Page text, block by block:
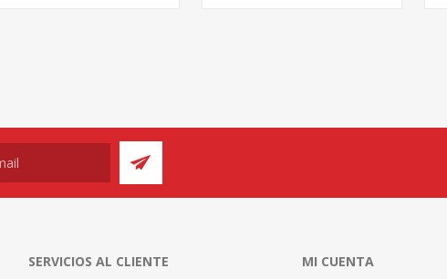
SERVICIOS AL CLIENTE MI CUENTA